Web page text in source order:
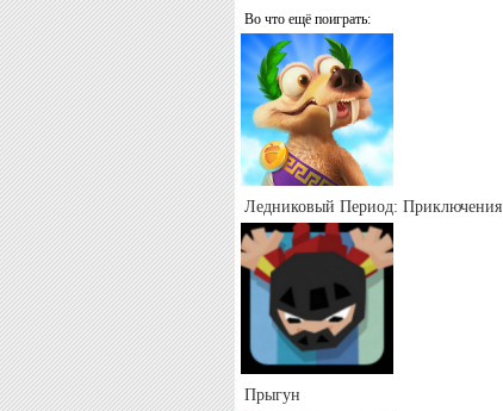
Во что ещё поиграть:
Ледниковый Период: Приключения
Прыгун